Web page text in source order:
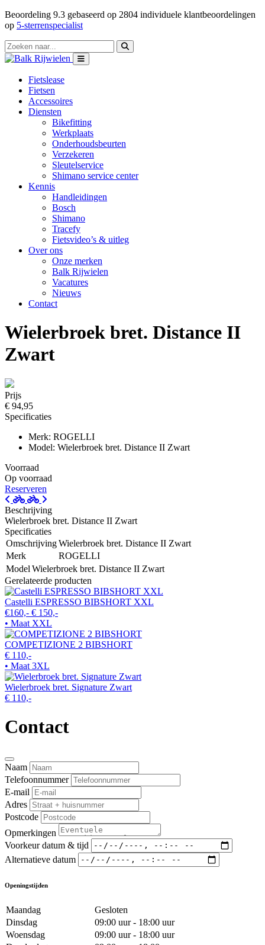
Beoordeling 9.3 gebaseerd op 2804 individuele klantbeoordelingen
op 5-sterrenspecialist
Fietslease
Fietsen
Accessoires
Diensten
Bikefitting
Werkplaats
Onderhoudsbeurten
Verzekeren
Sleutelservice
Shimano service center
Kennis
Handleidingen
Bosch
Shimano
Tracefy
Fietsvideo’s & uitleg
Over ons
Onze merken
Balk Rijwielen
Vacatures
Nieuws
Contact
Wielerbroek bret. Distance II
Zwart
Prijs
€ 94,95
Specificaties
Merk: ROGELLI
Model: Wielerbroek bret. Distance II Zwart
Voorraad
Op voorraad
Reserveren
Beschrijving
Wielerbroek bret. Distance II Zwart
Specificaties
OmschrijvingWielerbroek bret. Distance II Zwart
Merk
ROGELLI
Model Wielerbroek bret. Distance II Zwart
Gerelateerde producten
Castelli ESPRESSO BIBSHORT XXL
€160,- € 150,-
• Maat XXL
COMPETIZIONE 2 BIBSHORT
€ 110,-
• Maat 3XL
Wielerbroek bret. Signature Zwart
€ 110,-
Contact
Naam
Telefoonnummer
E-mail
Adres
Postcode
Opmerkingen
Voorkeur datum & tijd
Alternatieve datum
Openingstijden
Maandag
Gesloten
Dinsdag
09:00 uur - 18:00 uur
Woensdag
09:00 uur - 18:00 uur